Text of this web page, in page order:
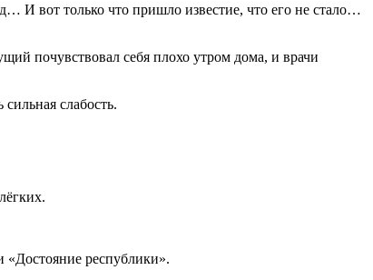
И вот только что пришло известие, что его не стало…
почувствовал себя плохо утром дома, и врачи
слабость.
«Достояние республики».